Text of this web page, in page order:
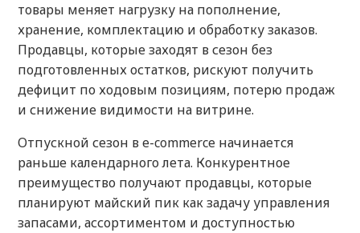
товары меняет нагрузку на пополнение,
хранение, комплектацию и обработку заказов.
Продавцы, которые заходят в сезон без
подготовленных остатков, рискуют получить
дефицит по ходовым позициям, потерю продаж
и снижение видимости на витрине.
Отпускной сезон в e-commerce начинается
раньше календарного лета. Конкурентное
преимущество получают продавцы, которые
планируют майский пик как задачу управления
запасами, ассортиментом и доступностью